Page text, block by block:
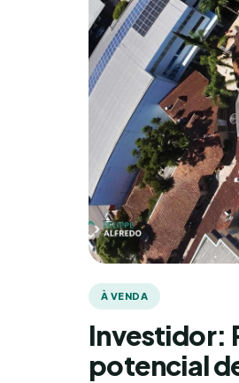
À VENDA
Investidor:
potencial